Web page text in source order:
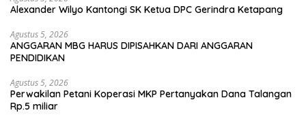
Alexander Wilyo Kantongi SK Ketua DPC Gerindra Ketapang
Agustus 5, 2026
ANGGARAN MBG HARUS DIPISAHKAN DARI ANGGARAN
PENDIDIKAN
Agustus 5, 2026
Perwakilan Petani Koperasi MKP Pertanyakan Dana Talangan
Rp.5 miliar